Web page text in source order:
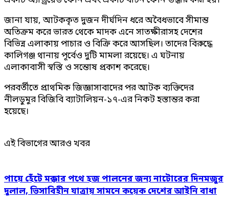
জানা যায়, আটককৃত দুজন দীর্ঘদিন ধরে অবৈধভাবে সীমান্ত
অতিক্রম করে ভারত থেকে মাদক এনে সাতক্ষীরাসহ দেশের
বিভিন্ন এলাকায় পাচার ও বিক্রি করে আসছিল। তাদের বিরুদ্ধে
কালিগঞ্জ থানায় পূর্বেও দুটি মামলা রয়েছে। এ ঘটনায়
এলাকাবাসী স্বস্তি ও সন্তোষ প্রকাশ করেছে।
পরবর্তীতে প্রাথমিক জিজ্ঞাসাবাদের পর আটক ব্যক্তিদের
নীলডুমুর বিজিবি ব্যাটালিয়ন-১৭-এর নিকট হস্তান্তর করা
হয়েছে।
এই বিভাগের আরও খবর
পায়ে হেঁটে মক্কার পথে হজ পালনের জন্য নাটোরের দিনমজুর
দুলাল, ভিসাবিহীন যাত্রায় সামনে কয়েক দেশের আইনি বাধা